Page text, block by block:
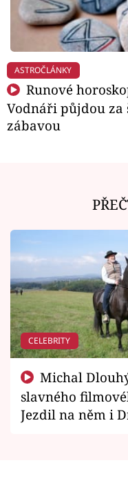
ASTROČLÁNKY
Runové
Vodnáři půjdou za
zábavou
CELEBRITY
slavného
Jezdil na něm i